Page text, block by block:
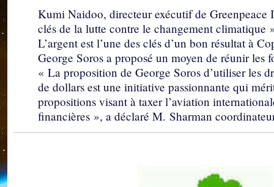
Kumi Naidoo, directeur exécutif de Greenpeace
clés de la lutte contre le changement climatique
L’argent est l’une des clés d’un bon résultat à
George Soros a proposé un moyen de réunir les
« La proposition de George Soros d’utiliser les
de dollars est une initiative passionnante qui
propositions visant à taxer l’aviation
financières », a déclaré M. Sharman